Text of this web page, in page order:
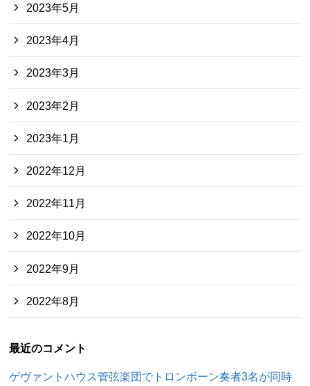
2023年5月
2023年4月
2023年3月
2023年2月
2023年1月
2022年12月
2022年11月
2022年10月
2022年9月
2022年8月
最近のコメント
ゲヴァントハウス管弦楽団でトロンボーン奏者3名が同時